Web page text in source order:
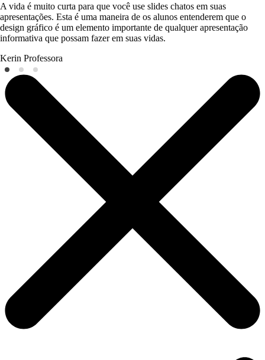
A vida é muito curta para que você use slides chatos em suas
apresentações. Esta é uma maneira de os alunos entenderem que o
design gráfico é um elemento importante de qualquer apresentação
informativa que possam fazer em suas vidas.
Kerin Professora